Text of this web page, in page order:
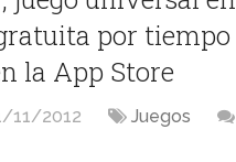
por tiempo
la App Store
11/2012 Juegos